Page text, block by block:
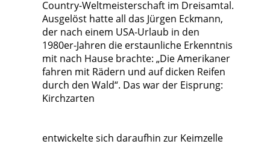
Country-Weltmeisterschaft im Dreisamtal.
Ausgelöst hatte all das Jürgen Eckmann,
der nach einem USA-Urlaub in den
1980er-Jahren die erstaunliche Erkenntnis
mit nach Hause brachte: „Die Amerikaner
fahren mit Rädern und auf dicken Reifen
durch den Wald“. Das war der Eisprung:
Kirchzarten
entwickelte sich daraufhin zur Keimzelle